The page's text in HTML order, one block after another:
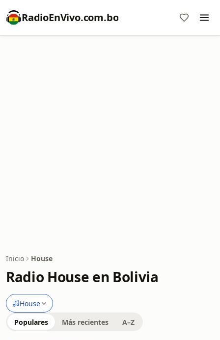
RadioEnVivo.com.bo
Inicio House
Radio House en Bolivia
House
Populares Más recientes A–Z